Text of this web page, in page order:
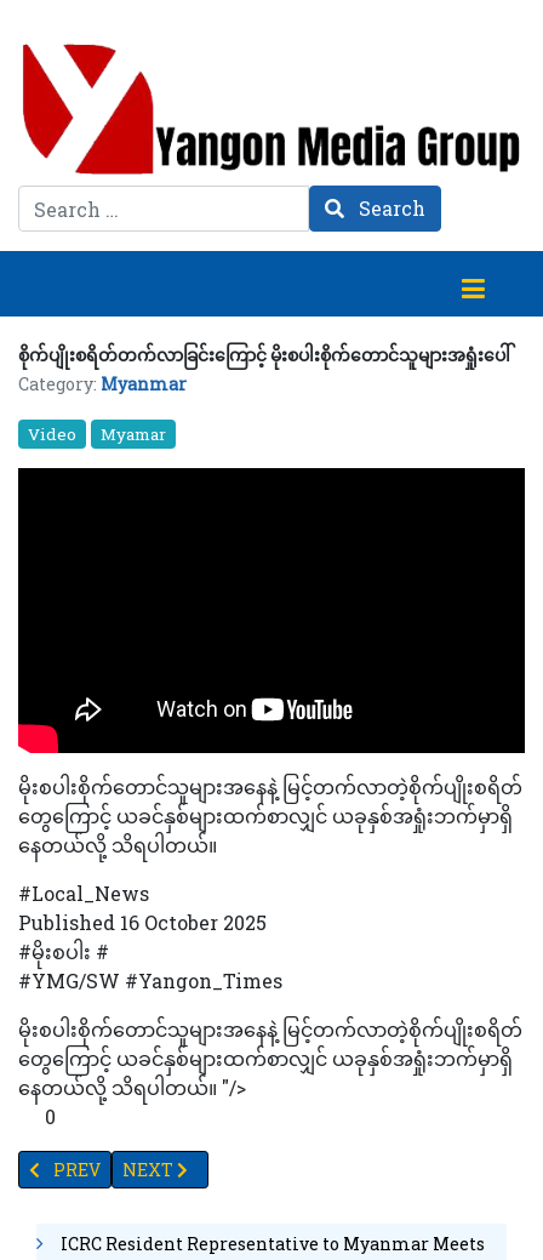
Search Search
စိုက်ပျိုးစရိတ်တက်လာခြင်းကြောင့် မိုးစပါးစိုက်တောင်သူများအရှုံးပေါ်
Category: Myanmar
Video Myamar
မိုးစပါးစိုက်တောင်သူများအနေနဲ့ မြင့်တက်လာတဲ့စိုက်ပျိုးစရိတ်
တွေ‌ကြောင့် ယခင်နှစ်များထက်စာလျှင် ယခုနှစ်အရှုံးဘက်မှာရှိ
နေတယ်လို့ သိရပါတယ်။
#Local_News
Published 16 October 2025
#မိုးစပါး #
#YMG/SW #Yangon_Times
မိုးစပါးစိုက်တောင်သူများအနေနဲ့ မြင့်တက်လာတဲ့စိုက်ပျိုးစရိတ်
တွေ‌ကြောင့် ယခင်နှစ်များထက်စာလျှင် ယခုနှစ်အရှုံးဘက်မှာရှိ
နေတယ်လို့ သိရပါတယ်။ "/>
0
PREVIOUS ARTICLE: ဗီယက်နမ်ဆေးအဖွဲ့ သံဃာတော်နှင့်သီလရှင်(၂၀
PREV NEXT ARTICLE: TV YANGON TIMES ရဲ့ နေ့စဉ်
NEXT
ICRC Resident Representative to Myanmar Meets